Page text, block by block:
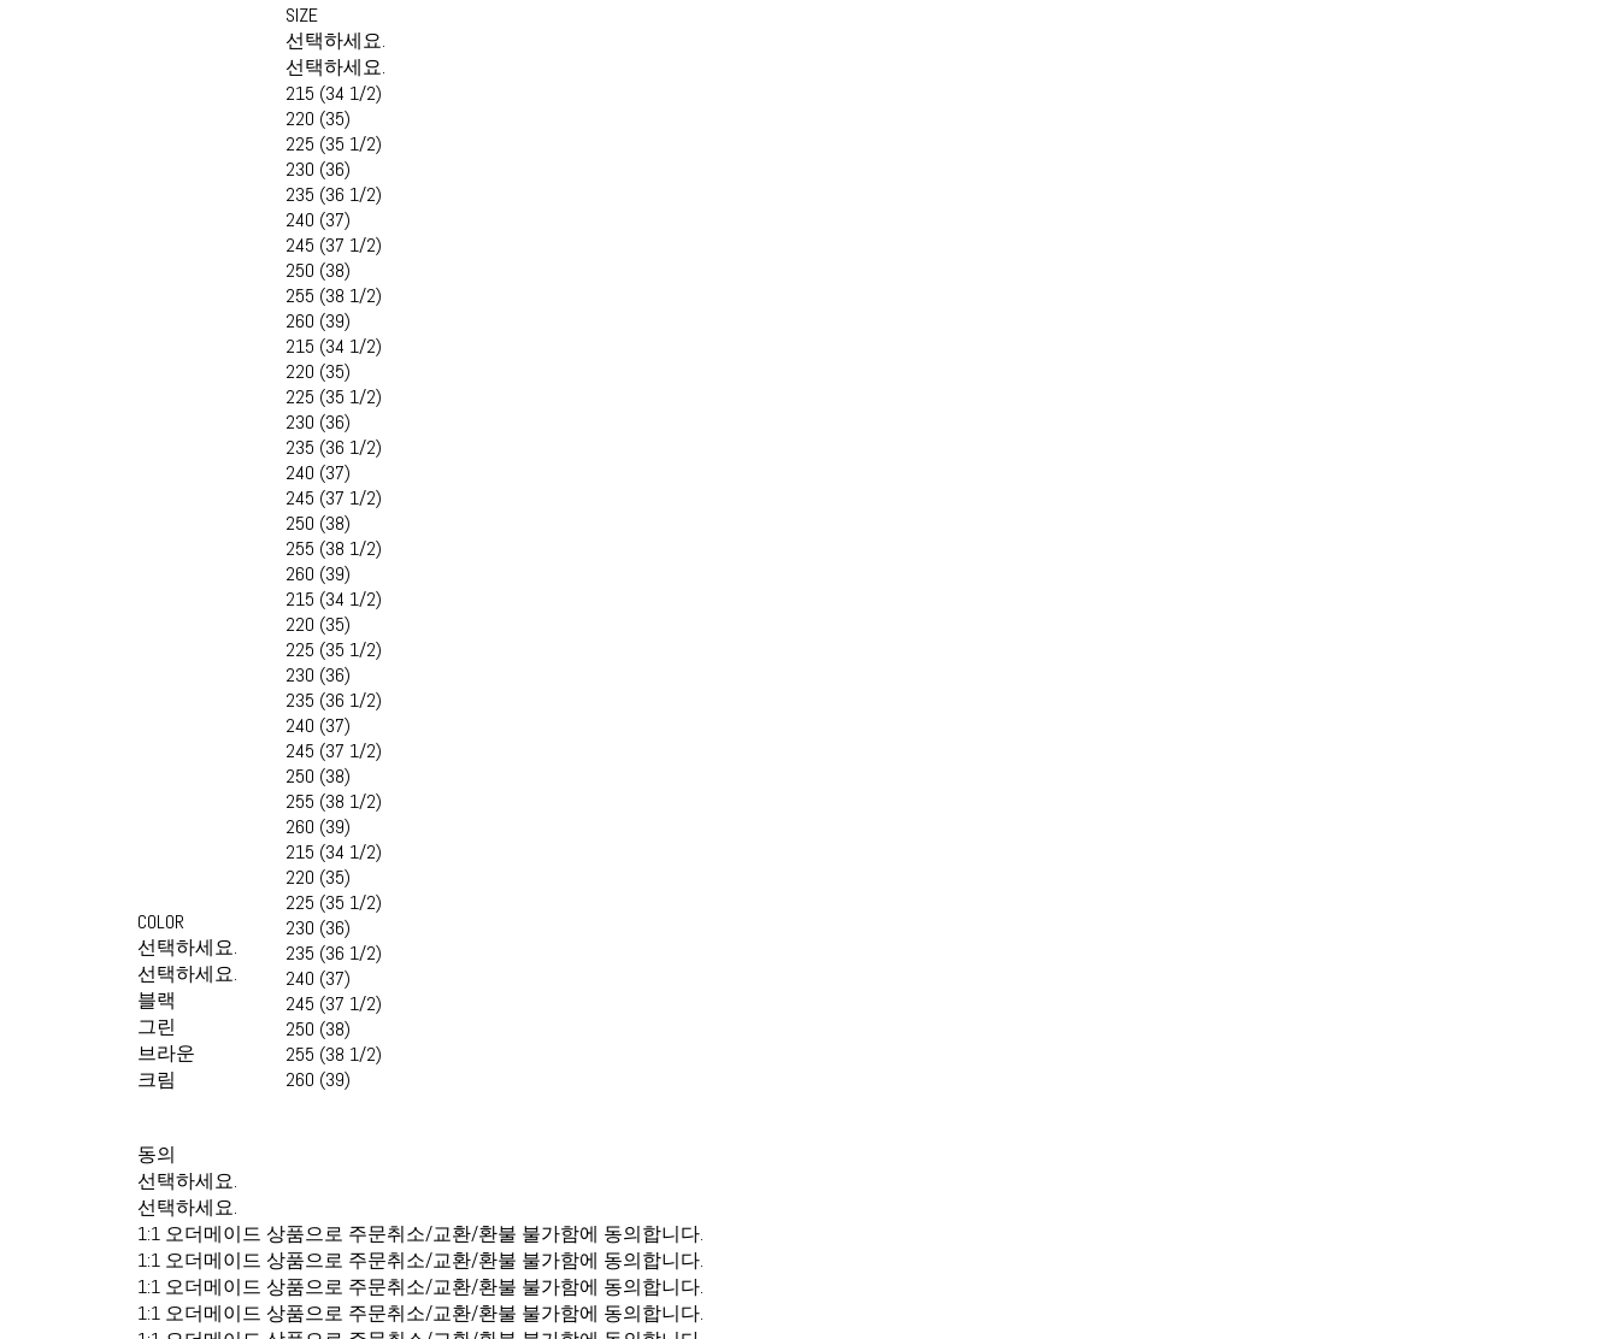
COLOR
선택하세요.
선택하세요.
블랙
그린
브라운
크림
SIZE
선택하세요.
선택하세요.
215 (34 1/2)
220 (35)
225 (35 1/2)
230 (36)
235 (36 1/2)
240 (37)
245 (37 1/2)
250 (38)
255 (38 1/2)
260 (39)
215 (34 1/2)
220 (35)
225 (35 1/2)
230 (36)
235 (36 1/2)
240 (37)
245 (37 1/2)
250 (38)
255 (38 1/2)
260 (39)
215 (34 1/2)
220 (35)
225 (35 1/2)
230 (36)
235 (36 1/2)
240 (37)
245 (37 1/2)
250 (38)
255 (38 1/2)
260 (39)
215 (34 1/2)
220 (35)
225 (35 1/2)
230 (36)
235 (36 1/2)
240 (37)
245 (37 1/2)
250 (38)
255 (38 1/2)
260 (39)
동의
선택하세요.
선택하세요.
1:1 오더메이드 상품으로 주문취소/교환/환불 불가함에 동의합니다.
1:1 오더메이드 상품으로 주문취소/교환/환불 불가함에 동의합니다.
1:1 오더메이드 상품으로 주문취소/교환/환불 불가함에 동의합니다.
1:1 오더메이드 상품으로 주문취소/교환/환불 불가함에 동의합니다.